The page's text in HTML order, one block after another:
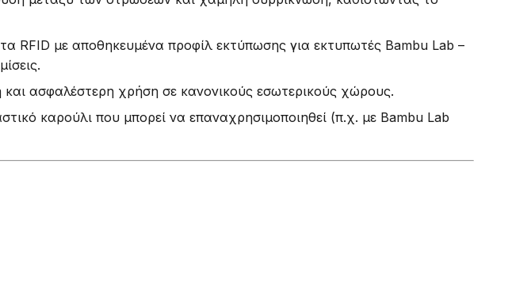
RFID με αποθηκευμένα προφίλ εκτύπωσης για εκτυπωτές Bambu Lab –
ασφαλέστερη χρήση σε κανονικούς εσωτερικούς χώρους.
καρούλι που μπορεί να επαναχρησιμοποιηθεί (π.χ. με Bambu Lab